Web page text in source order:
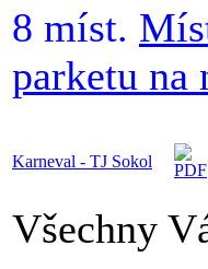
8 míst.
parketu na
Karneval - TJ Sokol
Všechny